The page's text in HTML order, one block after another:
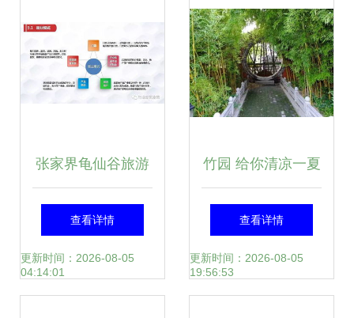
张家界龟仙谷旅游
景区开发项目商业
计划书——创新生
查看详情
更新时间：2026-08-05
04:14:01
竹园 给你清凉一夏
——旅游开发项目
策划咨询报告
查看详情
更新时间：2026-08-05
19:56:53